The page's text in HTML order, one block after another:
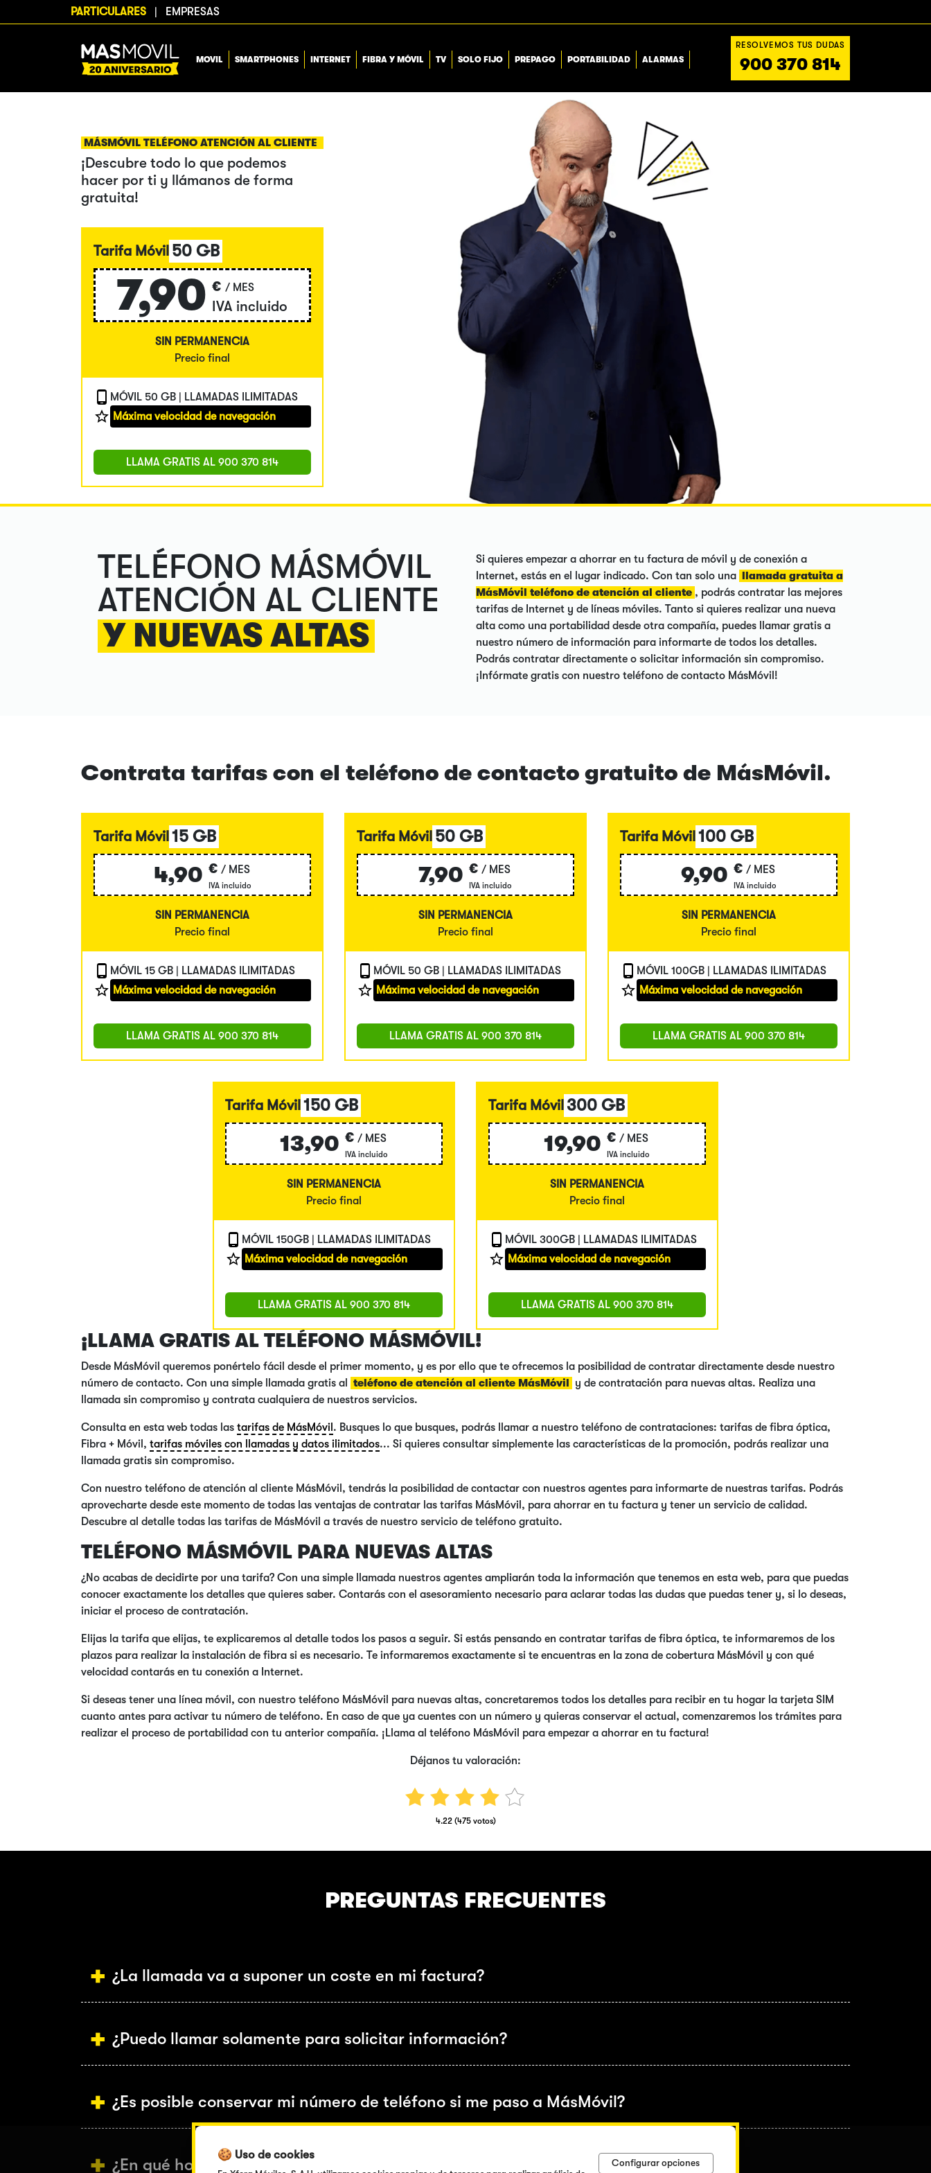
PARTICULARES | EMPRESAS
MOVIL SMARTPHONES INTERNET FIBRA Y MÓVIL TV SOLO FIJO PREPAGO PORTABILIDAD ALARMAS
RESOLVEMOS TUS DUDAS
900 370 814
MÁSMÓVIL TELÉFONO ATENCIÓN AL CLIENTE
¡Descubre todo lo que podemos
hacer por ti y llámanos de forma
gratuita!
Tarifa Móvil 50 GB
7,90 € / MES
IVA incluido
SIN PERMANENCIA
Precio final
MÓVIL 50 GB | LLAMADAS ILIMITADAS
Máxima velocidad de navegación
LLAMA GRATIS AL 900 370 814
TELÉFONO MÁSMÓVIL
ATENCIÓN AL CLIENTE
Y NUEVAS ALTAS
Si quieres empezar a ahorrar en tu factura de móvil y de conexión a
Internet, estás en el lugar indicado. Con tan solo una llamada gratuita a
MásMóvil teléfono de atención al cliente , podrás contratar las mejores
tarifas de Internet y de líneas móviles. Tanto si quieres realizar una nueva
alta como una portabilidad desde otra compañía, puedes llamar gratis a
nuestro número de información para informarte de todos los detalles.
Podrás contratar directamente o solicitar información sin compromiso.
¡Infórmate gratis con nuestro teléfono de contacto MásMóvil!
Contrata tarifas con el teléfono de contacto gratuito de MásMóvil.
Tarifa Móvil 15 GB
4,90 € / MES
IVA incluido
SIN PERMANENCIA
Precio final
MÓVIL 15 GB | LLAMADAS ILIMITADAS
Máxima velocidad de navegación
LLAMA GRATIS AL 900 370 814
Tarifa Móvil 50 GB
7,90 € / MES
IVA incluido
SIN PERMANENCIA
Precio final
MÓVIL 50 GB | LLAMADAS ILIMITADAS
Máxima velocidad de navegación
LLAMA GRATIS AL 900 370 814
Tarifa Móvil 100 GB
9,90 € / MES
IVA incluido
SIN PERMANENCIA
Precio final
MÓVIL 100GB | LLAMADAS ILIMITADAS
Máxima velocidad de navegación
LLAMA GRATIS AL 900 370 814
Tarifa Móvil 150 GB
13,90 € / MES
IVA incluido
SIN PERMANENCIA
Precio final
MÓVIL 150GB | LLAMADAS ILIMITADAS
Máxima velocidad de navegación
LLAMA GRATIS AL 900 370 814
Tarifa Móvil 300 GB
19,90 € / MES
IVA incluido
SIN PERMANENCIA
Precio final
MÓVIL 300GB | LLAMADAS ILIMITADAS
Máxima velocidad de navegación
LLAMA GRATIS AL 900 370 814
¡LLAMA GRATIS AL TELÉFONO MÁSMÓVIL!
Desde MásMóvil queremos ponértelo fácil desde el primer momento, y es por ello que te ofrecemos la posibilidad de contratar directamente desde nuestro
número de contacto. Con una simple llamada gratis al
teléfono de atención al cliente MásMóvil y de contratación para nuevas altas. Realiza una
llamada sin compromiso y contrata cualquiera de nuestros servicios.
Consulta en esta web todas las tarifas de MásMóvil . Busques lo que busques, podrás llamar a nuestro teléfono de contrataciones: tarifas de fibra óptica,
Fibra + Móvil, tarifas móviles con llamadas y datos ilimitados... Si quieres consultar simplemente las características de la promoción, podrás realizar una
llamada gratis sin compromiso.
Con nuestro teléfono de atención al cliente MásMóvil, tendrás la posibilidad de contactar con nuestros agentes para informarte de nuestras tarifas. Podrás
aprovecharte desde este momento de todas las ventajas de contratar las tarifas MásMóvil, para ahorrar en tu factura y tener un servicio de calidad.
Descubre al detalle todas las tarifas de MásMóvil a través de nuestro servicio de teléfono gratuito.
TELÉFONO MÁSMÓVIL PARA NUEVAS ALTAS
¿No acabas de decidirte por una tarifa? Con una simple llamada nuestros agentes ampliarán toda la información que tenemos en esta web, para que puedas
conocer exactamente los detalles que quieres saber. Contarás con el asesoramiento necesario para aclarar todas las dudas que puedas tener y, si lo deseas,
iniciar el proceso de contratación.
Elijas la tarifa que elijas, te explicaremos al detalle todos los pasos a seguir. Si estás pensando en contratar tarifas de fibra óptica, te informaremos de los
plazos para realizar la instalación de fibra si es necesario. Te informaremos exactamente si te encuentras en la zona de cobertura MásMóvil y con qué
velocidad contarás en tu conexión a Internet.
Si deseas tener una línea móvil, con nuestro teléfono MásMóvil para nuevas altas, concretaremos todos los detalles para recibir en tu hogar la tarjeta SIM
cuanto antes para activar tu número de teléfono. En caso de que ya cuentes con un número y quieras conservar el actual, comenzaremos los trámites para
realizar el proceso de portabilidad con tu anterior compañía. ¡Llama al teléfono MásMóvil para empezar a ahorrar en tu factura!
Déjanos tu valoración:
4.22 (475 votos)
PREGUNTAS FRECUENTES
¿La llamada va a suponer un coste en mi factura?
¿Puedo llamar solamente para solicitar información?
¿Es posible conservar mi número de teléfono si me paso a MásMóvil?
¿En qué horario puedo llamar al teléfono MásMóvil?
🍪 Uso de cookies
Configurar opciones